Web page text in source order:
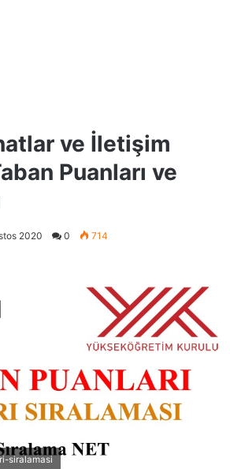
ve İletişim
Puanları ve
2020 0 714
siralamasi